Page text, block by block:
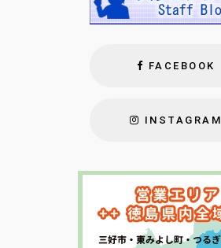
FACEBOOK
INSTAGRAM